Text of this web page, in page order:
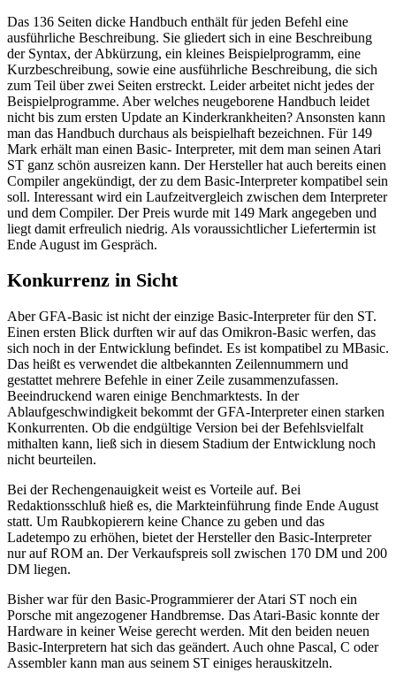
Das 136 Seiten dicke Handbuch enthält für jeden Befehl eine
ausführliche Beschreibung. Sie gliedert sich in eine Beschreibung
der Syntax, der Abkürzung, ein kleines Beispielprogramm, eine
Kurzbeschreibung, sowie eine ausführliche Beschreibung, die sich
zum Teil über zwei Seiten erstreckt. Leider arbeitet nicht jedes der
Beispielprogramme. Aber welches neugeborene Handbuch leidet
nicht bis zum ersten Update an Kinderkrankheiten? Ansonsten kann
man das Handbuch durchaus als beispielhaft bezeichnen. Für 149
Mark erhält man einen Basic- Interpreter, mit dem man seinen Atari
ST ganz schön ausreizen kann. Der Hersteller hat auch bereits einen
Compiler angekündigt, der zu dem Basic-Interpreter kompatibel sein
soll. Interessant wird ein Laufzeitvergleich zwischen dem Interpreter
und dem Compiler. Der Preis wurde mit 149 Mark angegeben und
liegt damit erfreulich niedrig. Als voraussichtlicher Liefertermin ist
Ende August im Gespräch.
Konkurrenz in Sicht
Aber GFA-Basic ist nicht der einzige Basic-Interpreter für den ST.
Einen ersten Blick durften wir auf das Omikron-Basic werfen, das
sich noch in der Entwicklung befindet. Es ist kompatibel zu MBasic.
Das heißt es verwendet die altbekannten Zeilennummern und
gestattet mehrere Befehle in einer Zeile zusammenzufassen.
Beeindruckend waren einige Benchmarktests. In der
Ablaufgeschwindigkeit bekommt der GFA-Interpreter einen starken
Konkurrenten. Ob die endgültige Version bei der Befehlsvielfalt
mithalten kann, ließ sich in diesem Stadium der Entwicklung noch
nicht beurteilen.
Bei der Rechengenauigkeit weist es Vorteile auf. Bei
Redaktionsschluß hieß es, die Markteinführung finde Ende August
statt. Um Raubkopierern keine Chance zu geben und das
Ladetempo zu erhöhen, bietet der Hersteller den Basic-Interpreter
nur auf ROM an. Der Verkaufspreis soll zwischen 170 DM und 200
DM liegen.
Bisher war für den Basic-Programmierer der Atari ST noch ein
Porsche mit angezogener Handbremse. Das Atari-Basic konnte der
Hardware in keiner Weise gerecht werden. Mit den beiden neuen
Basic-Interpretern hat sich das geändert. Auch ohne Pascal, C oder
Assembler kann man aus seinem ST einiges herauskitzeln.